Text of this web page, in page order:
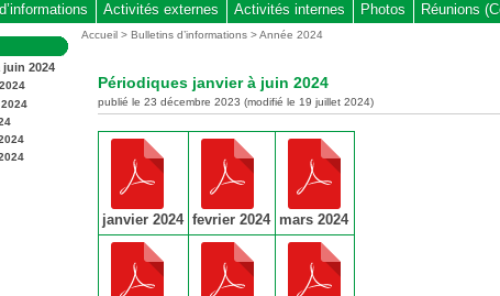
Activités externes Activités internes Photos Réunions
2024
Vous
Accueil >Bulletins d’informations >Année 2024
Périodiques janvier à juin 2024
publié le 23 décembre 2023 (modifié le 19 juillet 2024)
janvier 2024 fevrier 2024 mars 2024